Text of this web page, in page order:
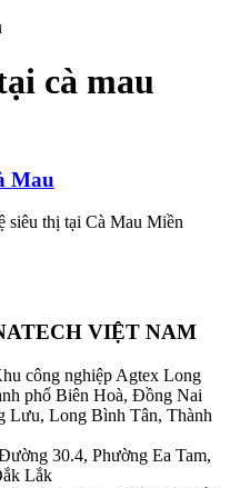
cà mau
Mau
siêu thị tại Cà Mau Miền
VIỆT NAM
công nghiệp Agtex Long
phố Biên Hoà, Đồng Nai
Lưu, Long Bình Tân, Thành
30.4, Phường Ea Tam,
Lắk